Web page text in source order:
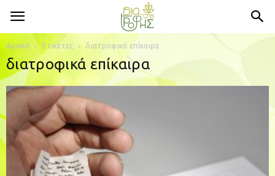
Αρχική Ετικέτες διατροφικά επίκαιρα
διατροφικά επίκαιρα